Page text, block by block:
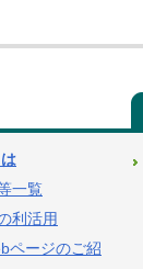
一覧
利活用
ページのご紹